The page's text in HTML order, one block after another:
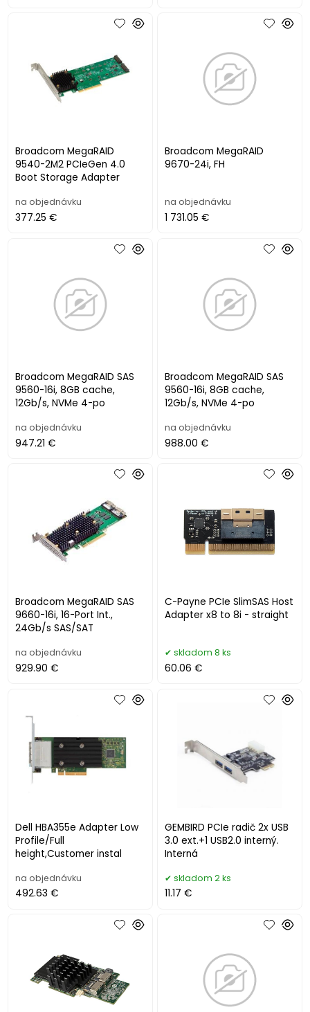
Broadcom MegaRAID
9540-2M2 PCIeGen 4.0
Boot Storage Adapter
na objednávku
377.25 €
Broadcom MegaRAID
9670-24i, FH
na objednávku
1 731.05 €
Broadcom MegaRAID SAS
9560-16i, 8GB cache,
12Gb/s, NVMe 4-po
na objednávku
947.21 €
Broadcom MegaRAID SAS
9560-16i, 8GB cache,
12Gb/s, NVMe 4-po
na objednávku
988.00 €
Broadcom MegaRAID SAS
9660-16i, 16-Port Int.,
24Gb/s SAS/SAT
na objednávku
929.90 €
C-Payne PCIe SlimSAS Host
Adapter x8 to 8i - straight
skladom 8 ks
60.06 €
Dell HBA355e Adapter Low
Profile/Full
height,Customer instal
na objednávku
492.63 €
GEMBIRD PCIe radič 2x USB
3.0 ext.+1 USB2.0 interný.
Interná
skladom 2 ks
11.17 €